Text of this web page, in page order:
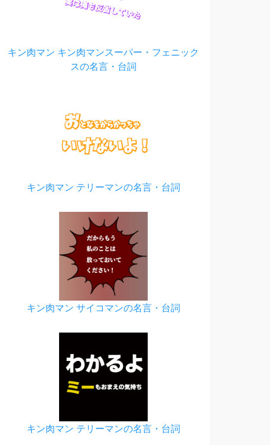
キン肉マン キン肉マンスーパー・フェニック
スの名言・台詞
キン肉マン テリーマンの名言・台詞
キン肉マン サイコマンの名言・台詞
キン肉マン テリーマンの名言・台詞